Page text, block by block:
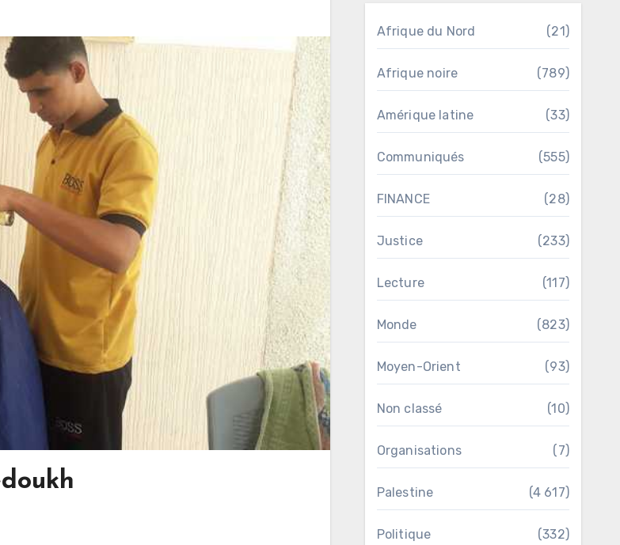
Afrique du Nord (21)
Afrique noire (789)
Amérique latine (33)
Communiqués (555)
FINANCE (28)
Justice (233)
Lecture (117)
Monde (823)
Moyen-Orient (93)
Non classé (10)
Organisations (7)
Palestine (4 617)
Politique (332)